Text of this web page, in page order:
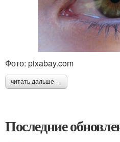
Фото: pixabay.com
читать дальше →
Последние